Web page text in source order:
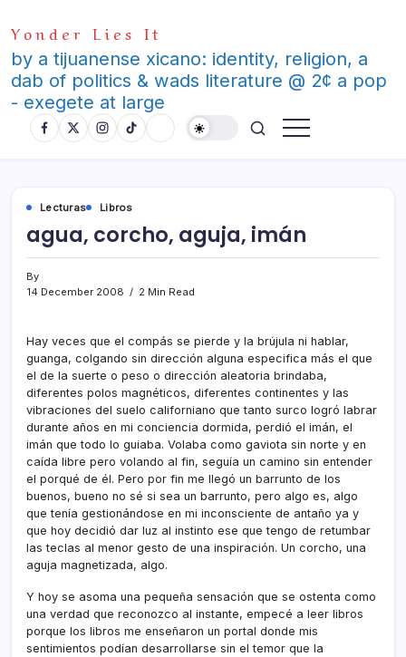
to
content
Yonder Lies It
by a tijuanense xicano: identity, religion, a
dab of politics & wads literature @ 2¢ a pop
- exegete at large
Lecturas Libros
agua, corcho, aguja, imán
By
14 December 2008
2 Min Read
Hay veces que el compás se pierde y la brújula ni hablar,
guanga, colgando sin dirección alguna especifica más el que
el de la suerte o peso o dirección aleatoria brindaba,
diferentes polos magnéticos, diferentes continentes y las
vibraciones del suelo californiano que tanto surco logró labrar
durante años en mi conciencia dormida, perdió el imán, el
imán que todo lo guiaba. Volaba como gaviota sin norte y en
caí­da libre pero volando al fin, seguí­a un camino sin entender
el porqué de él. Pero por fin me llegó un barrunto de los
buenos, bueno no sé si sea un barrunto, pero algo es, algo
que tení­a gestionándose en mi inconsciente de antaño ya y
que hoy decidió dar luz al instinto ese que tengo de retumbar
las teclas al menor gesto de una inspiración. Un corcho, una
aguja magnetizada, algo.
Y hoy se asoma una pequeña sensación que se ostenta como
una verdad que reconozco al instante, empecé a leer libros
porque los libros me enseñaron un portal donde mis
sentimientos podí­an desarrollarse sin el temor que la